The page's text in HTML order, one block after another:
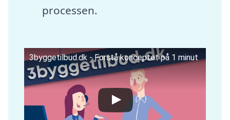
processen.
3byggetilbud.dk - Forstå konceptet på 1 minut